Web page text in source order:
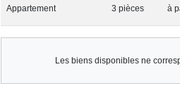
Appartement 3 pièces à
Les biens disponibles ne